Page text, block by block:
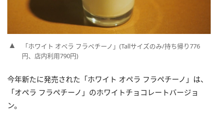
「ホワイト オペラ フラペチーノ」(Tallサイズのみ/持ち帰り776
円、店内利用790円)
今年新たに発売された「ホワイト オペラ フラペチーノ」は、
「オペラ フラペチーノ」のホワイトチョコレートバージョ
ン。